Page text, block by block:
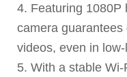
4. Featuring 1080P
camera
videos, even in
5. With a stable